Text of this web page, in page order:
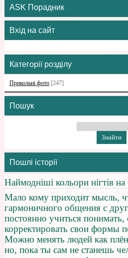
ASK Порадник
Вхід на сайт
Категорії розділу
Прикольні фото [247]
Пошук
Пошлі історії